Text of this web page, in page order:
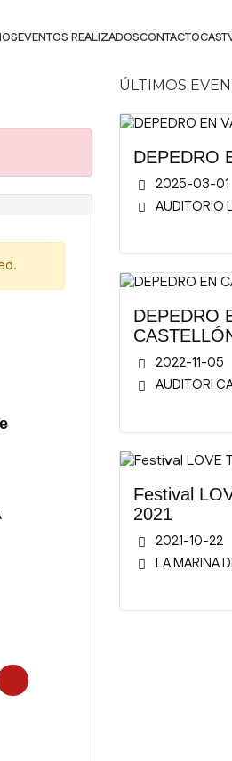
EVENTOS REALIZADOSCONTACTOCAST
ÚLTIMOS
DEPEDRO
2025-03-01
AUDITORIO
DEPEDRO
2022-11-05
AUDITORI
Festival
2021
2021-10-22
LA MARINA